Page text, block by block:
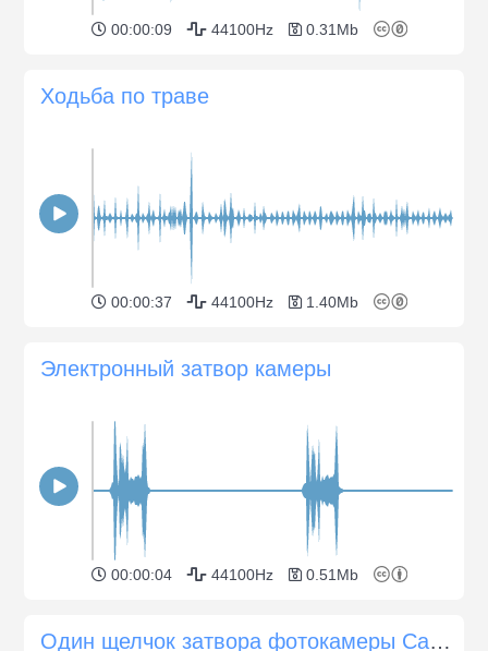
00:00:09 44100Hz 0.31Mb
Ходьба по траве
00:00:37 44100Hz 1.40Mb
Электронный затвор камеры
00:00:04 44100Hz 0.51Mb
Один щелчок затвора фотокамеры Canon EOS 60D